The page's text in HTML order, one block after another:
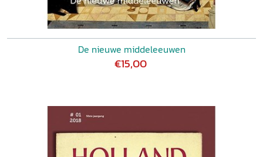
De nieuwe middeleeuwen
€15,00